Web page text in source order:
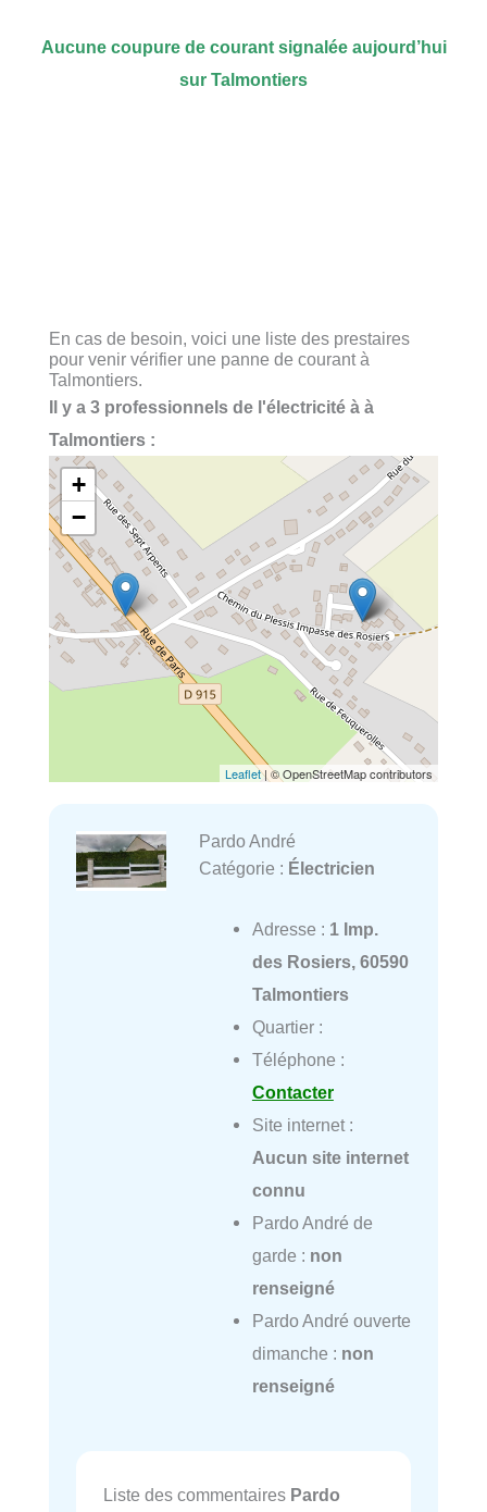
Aucune coupure de courant signalée aujourd’hui
sur Talmontiers
En cas de besoin, voici une liste des prestaires
pour venir vérifier une panne de courant à
Talmontiers.
Il y a 3 professionnels de l'électricité à à
Talmontiers :
+
−
Leaflet| © OpenStreetMap contributors
Pardo André
Catégorie : Électricien
Adresse : 1 Imp.
des Rosiers, 60590
Talmontiers
Quartier :
Téléphone :
Contacter
Site internet :
Aucun site internet
connu
Pardo André de
garde : non
renseigné
Pardo André ouverte
dimanche : non
renseigné
Liste des commentaires Pardo